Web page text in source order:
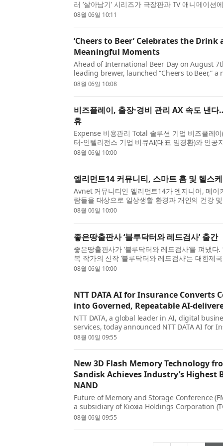
러 ‘살아남기’ 시리즈가 극장판과 TV 애니메이션
만난다. 시리즈 최초로 무대화된 ‘AI(인공지능) 세
08월 06일 10:11
‘Cheers to Beer’ Celebrates the
Meaningful Moments
Ahead of International Beer Day on August
leading brewer, launched “Cheers to Beer,”
celebrating the timeless role beer plays in
08월 06일 10:08
비즈플레이, 출장·경비 관리 AX 속도 낸
휴
Expense 비용관리 Total 솔루션 기업 비즈플레
터-인텔리전스 기업 비큐AI(대표 임경환)와 인공
및 기업 임직원 대상(B2E) 서비스 고도화를 위한
08월 06일 10:00
엘리먼트14 커뮤니티, 스마트 홈 및 헬스
Avnet 커뮤니티인 엘리먼트14가 엔지니어, 메이
람들을 대상으로 일상생활 환경과 개인의 건강
적인 프로토타입을 설계·제작하는 새로운 스마
08월 06일 10:00
좋은땅출판사 ‘블루닥터와 레드검사’ 출간
좋은땅출판사가 ‘블루닥터와 레드검사’를 펴냈다.
복 작가의 신작 ‘블루닥터와 레드검사’는 대한제
까지 서로 다른 신념을 선택한 두 가문의 100년
08월 06일 10:00
NTT DATA AI for Insurance Converts
into Governed, Repeatable AI-
NTT DATA, a global leader in AI, digital
services, today announced NTT DATA AI for
agentic solution that converts complex core
08월 06일 09:55
New 3D Flash Memory Technology
Sandisk Achieves Industry’s Highest
NAND
Future of Memory and Storage Conference
a subsidiary of Kioxia Holdings Corporation
Sandisk Corporation (Nasdaq: SNDK) today
08월 06일 09:55